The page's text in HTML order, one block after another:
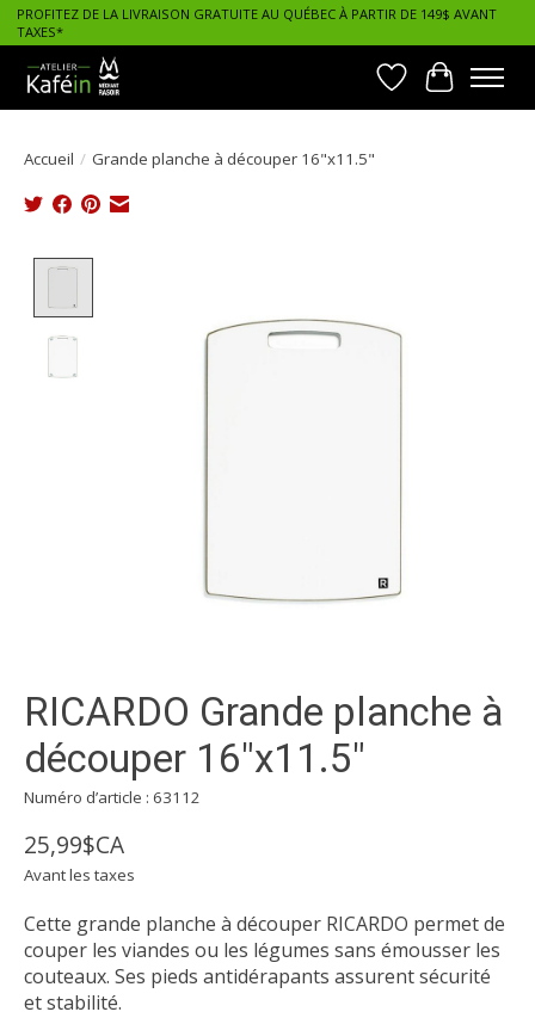
PROFITEZ DE LA LIVRAISON GRATUITE AU QUÉBEC À PARTIR DE 149$ AVANT
TAXES*
Liste dePanier
Accueil / Grande planche à découper 16"x11.5"
RICARDO Grande planche à
découper 16"x11.5"
Numéro d’article : 63112
25,99$CA
Avant les taxes
Cette grande planche à découper RICARDO permet de
couper les viandes ou les légumes sans émousser les
couteaux. Ses pieds antidérapants assurent sécurité
et stabilité.